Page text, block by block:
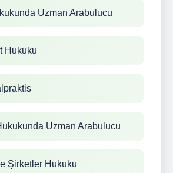
Uzman Arabulucu
Hukuku
Uzman Arabulucu
Şirketler Hukuku